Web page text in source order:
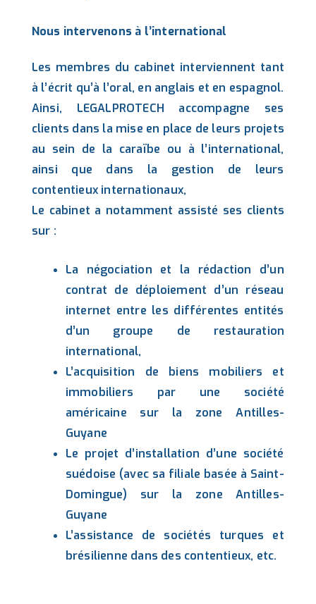
Nous intervenons à l’international
Les membres du cabinet interviennent tant
à l’écrit qu’à l’oral, en anglais et en espagnol.
Ainsi, LEGALPROTECH accompagne ses
clients dans la mise en place de leurs projets
au sein de la caraïbe ou à l’international,
ainsi que dans la gestion de leurs
contentieux internationaux,
Le cabinet a notamment assisté ses clients
sur :
La négociation et la rédaction d’un
contrat de déploiement d’un réseau
internet entre les différentes entités
d’un groupe de restauration
international,
L’acquisition de biens mobiliers et
immobiliers par une société
américaine sur la zone Antilles-
Guyane
Le projet d’installation d’une société
suédoise (avec sa filiale basée à Saint-
Domingue) sur la zone Antilles-
Guyane
L’assistance de sociétés turques et
brésilienne dans des contentieux, etc.